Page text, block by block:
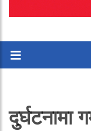
दुर्घटनामा